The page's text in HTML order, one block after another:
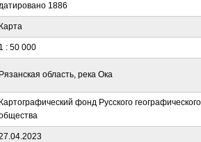
1886
Карта
1 : 50 000
Рязанская область, река Ока
Картографический фонд Русского географического